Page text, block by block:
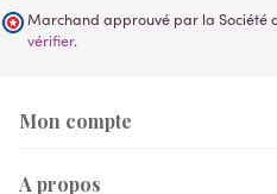
Marchand approuvé par la Société
vérifier.
Mon compte
A propos